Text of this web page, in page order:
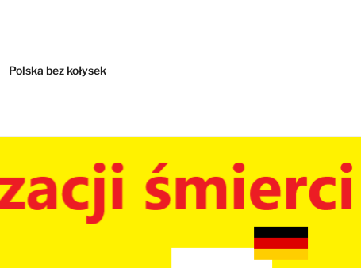
Polska bez kołysek